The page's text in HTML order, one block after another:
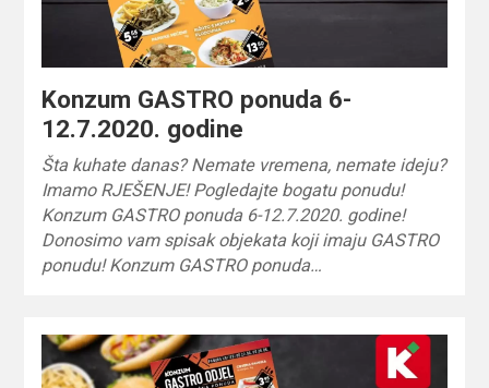
Konzum GASTRO ponuda 6-
12.7.2020. godine
Šta kuhate danas? Nemate vremena, nemate ideju?
Imamo RJEŠENJE! Pogledajte bogatu ponudu!
Konzum GASTRO ponuda 6-12.7.2020. godine!
Donosimo vam spisak objekata koji imaju GASTRO
ponudu! Konzum GASTRO ponuda…